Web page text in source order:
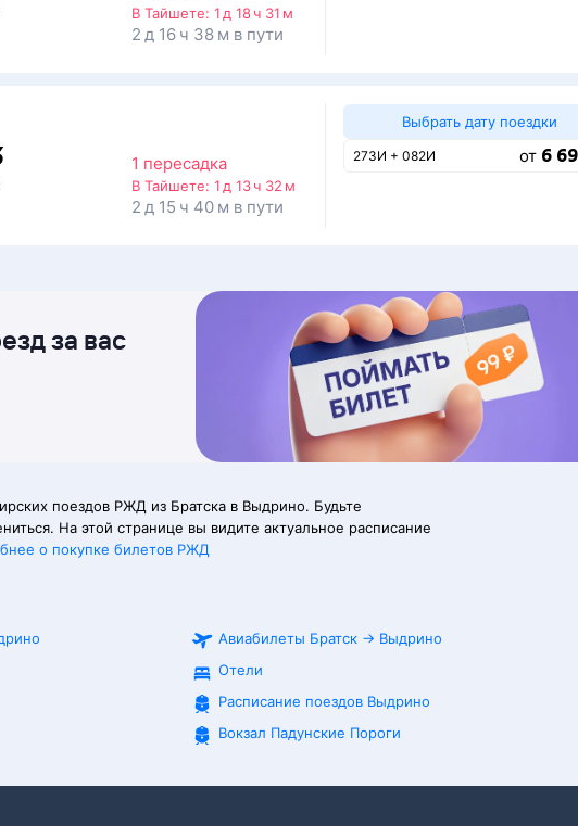
В Тайшете: 1 д 18 ч 31 м
2 д 16 ч 38 м в пути
1 пересадка
В Тайшете: 1 д 13 ч 32 м
2 д 15 ч 40 м в пути
Выбрать дату поездки
273И + 082И от 6
за вас
поездов РЖД из Братска в Выдрино. Будьте
На этой странице вы видите актуальное расписание
о покупке билетов РЖД
Авиабилеты Братск→ Выдрино
Отели
Расписание поездов Выдрино
Вокзал Падунские Пороги